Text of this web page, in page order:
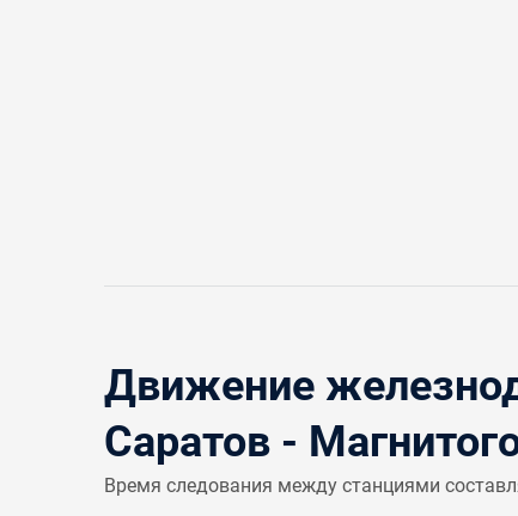
Движение
Саратов -
Время следования между станциями